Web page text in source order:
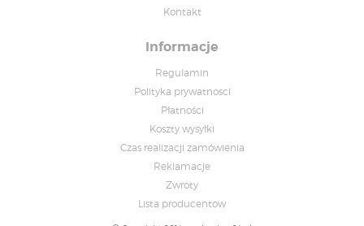
Kontakt
Informacje
Regulamin
Polityka prywatnosci
Płatności
Koszty wysyłki
Czas realizacji zamówienia
Reklamacje
Zwroty
Lista producentow